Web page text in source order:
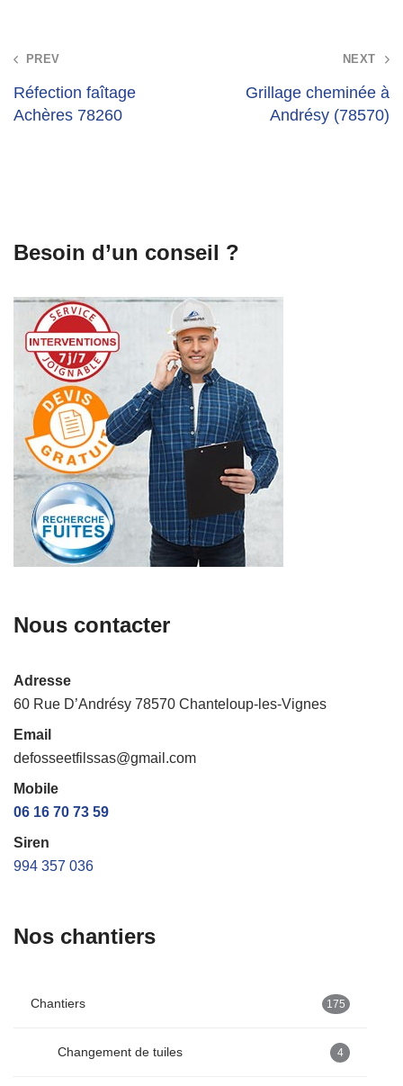
Post
navigation
PREV
Réfection faîtage
Achères 78260
NEXT
Grillage cheminée à
Andrésy (78570)
Besoin d’un conseil ?
Nous contacter
Adresse
60 Rue D’Andrésy 78570 Chanteloup-les-Vignes
Email
defosseetfilssas@gmail.com
Mobile
06 16 70 73 59
Siren
994 357 036
Nos chantiers
Chantiers 175
Changement de tuiles 4